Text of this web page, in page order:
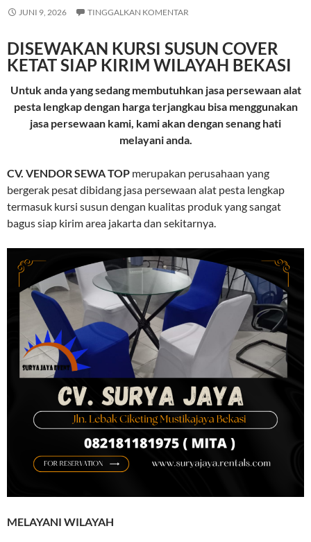
JUNI 9, 2026 TINGGALKAN KOMENTAR
DISEWAKAN KURSI SUSUN COVER
KETAT SIAP KIRIM WILAYAH BEKASI
Untuk anda yang sedang membutuhkan jasa persewaan alat
pesta lengkap dengan harga terjangkau bisa menggunakan
jasa persewaan kami, kami akan dengan senang hati
melayani anda.
CV. VENDOR SEWA TOP merupakan perusahaan yang
bergerak pesat dibidang jasa persewaan alat pesta lengkap
termasuk kursi susun dengan kualitas produk yang sangat
bagus siap kirim area jakarta dan sekitarnya.
MELAYANI WILAYAH